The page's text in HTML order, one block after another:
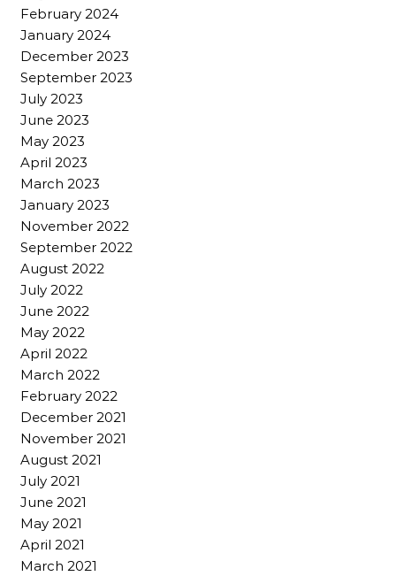
February 2024
January 2024
December 2023
September 2023
July 2023
June 2023
May 2023
April 2023
March 2023
January 2023
November 2022
September 2022
August 2022
July 2022
June 2022
May 2022
April 2022
March 2022
February 2022
December 2021
November 2021
August 2021
July 2021
June 2021
May 2021
April 2021
March 2021